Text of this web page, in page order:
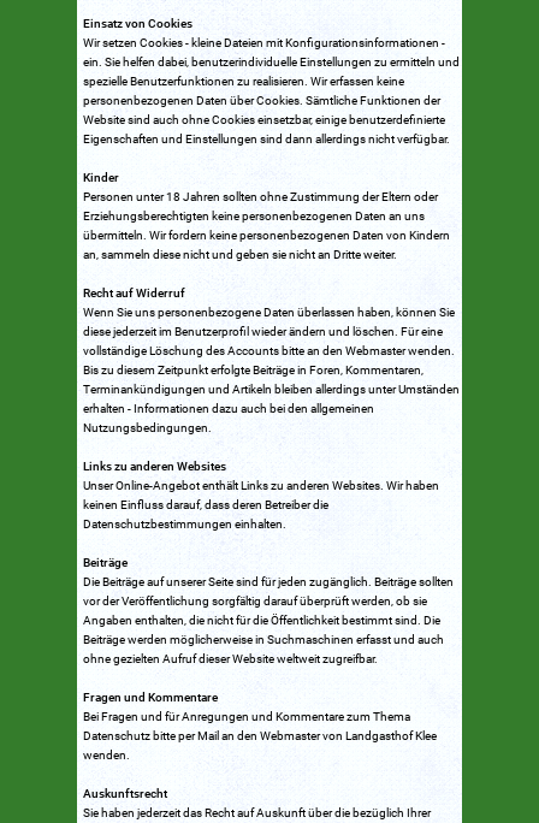
Einsatz von Cookies
Wir setzen Cookies - kleine Dateien mit Konfigurationsinformationen -
ein. Sie helfen dabei, benutzerindividuelle Einstellungen zu ermitteln und
spezielle Benutzerfunktionen zu realisieren. Wir erfassen keine
personenbezogenen Daten über Cookies. Sämtliche Funktionen der
Website sind auch ohne Cookies einsetzbar, einige benutzerdefinierte
Eigenschaften und Einstellungen sind dann allerdings nicht verfügbar.
Kinder
Personen unter 18 Jahren sollten ohne Zustimmung der Eltern oder
Erziehungsberechtigten keine personenbezogenen Daten an uns
übermitteln. Wir fordern keine personenbezogenen Daten von Kindern
an, sammeln diese nicht und geben sie nicht an Dritte weiter.
Recht auf Widerruf
Wenn Sie uns personenbezogene Daten überlassen haben, können Sie
diese jederzeit im Benutzerprofil wieder ändern und löschen. Für eine
vollständige Löschung des Accounts bitte an den Webmaster wenden.
Bis zu diesem Zeitpunkt erfolgte Beiträge in Foren, Kommentaren,
Terminankündigungen und Artikeln bleiben allerdings unter Umständen
erhalten - Informationen dazu auch bei den allgemeinen
Nutzungsbedingungen.
Links zu anderen Websites
Unser Online-Angebot enthält Links zu anderen Websites. Wir haben
keinen Einfluss darauf, dass deren Betreiber die
Datenschutzbestimmungen einhalten.
Beiträge
Die Beiträge auf unserer Seite sind für jeden zugänglich. Beiträge sollten
vor der Veröffentlichung sorgfältig darauf überprüft werden, ob sie
Angaben enthalten, die nicht für die Öffentlichkeit bestimmt sind. Die
Beiträge werden möglicherweise in Suchmaschinen erfasst und auch
ohne gezielten Aufruf dieser Website weltweit zugreifbar.
Fragen und Kommentare
Bei Fragen und für Anregungen und Kommentare zum Thema
Datenschutz bitte per Mail an den Webmaster von Landgasthof Klee
wenden.
Auskunftsrecht
Sie haben jederzeit das Recht auf Auskunft über die bezüglich Ihrer